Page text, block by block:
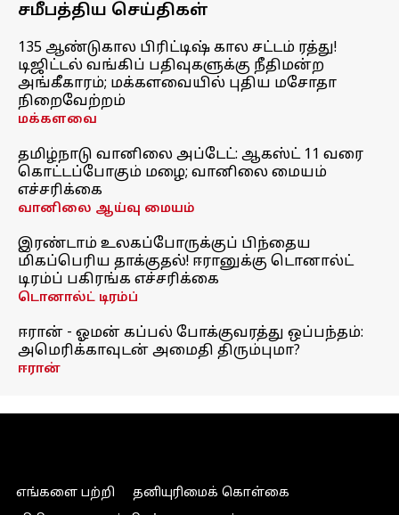
சமீபத்திய செய்திகள்
135 ஆண்டுகால பிரிட்டிஷ் கால சட்டம் ரத்து!
டிஜிட்டல் வங்கிப் பதிவுகளுக்கு நீதிமன்ற
அங்கீகாரம்; மக்களவையில் புதிய மசோதா
நிறைவேற்றம்
மக்களவை
தமிழ்நாடு வானிலை அப்டேட்: ஆகஸ்ட் 11 வரை
கொட்டப்போகும் மழை; வானிலை மையம்
எச்சரிக்கை
வானிலை ஆய்வு மையம்
இரண்டாம் உலகப்போருக்குப் பிந்தைய
மிகப்பெரிய தாக்குதல்! ஈரானுக்கு டொனால்ட்
டிரம்ப் பகிரங்க எச்சரிக்கை
டொனால்ட் டிரம்ப்
ஈரான் - ஓமன் கப்பல் போக்குவரத்து ஒப்பந்தம்:
அமெரிக்காவுடன் அமைதி திரும்புமா?
ஈரான்
எங்களை பற்றி
தனியுரிமைக் கொள்கை